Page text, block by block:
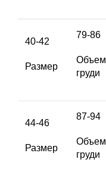
40-42
Размер
79-86
Объем
груди
44-46
Размер
87-94
Объем
груди